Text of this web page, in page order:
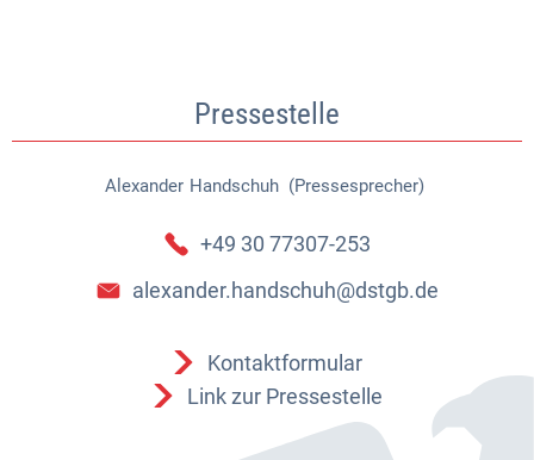
Pressestelle
Alexander Handschuh (Pressesprecher)
Alexander Handschuh
+49 30 77307-253
alexander.handschuh@dstgb.de
Kontaktformular
Link zur Pressestelle